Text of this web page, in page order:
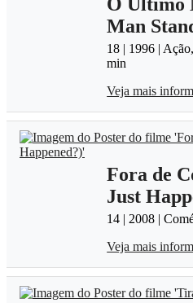
Man
18 | 1996 |
min
Veja mais
Fora de
Just
14 | 2008 |
Veja mais